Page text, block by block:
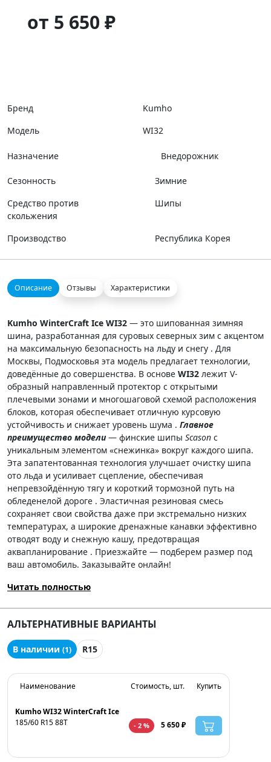
от 5 650 ₽
Бренд
Kumho
Модель
WI32
Назначение Внедорожник
Сезонность
Зимние
Средство против
скольжения
Шипы
Производство Республика Корея
Описание Отзывы Характеристики
Kumho WinterCraft Ice WI32 — это шипованная зимняя
шина, разработанная для суровых северных зим с акцентом
на максимальную безопасность на льду и снегу . Для
Москвы, Подмосковья эта модель предлагает технологии,
доведённые до совершенства. В основе WI32 лежит V-
образный направленный протектор с открытыми
плечевыми зонами и многошаговой схемой расположения
блоков, которая обеспечивает отличную курсовую
устойчивость и снижает уровень шума . Главное
преимущество модели— финские шипы Scason с
уникальным элементом «снежинка» вокруг каждого шипа.
Эта запатентованная технология улучшает очистку шипа
ото льда и усиливает сцепление, обеспечивая
непревзойдённую тягу и короткий тормозной путь на
обледенелой дороге . Эластичная резиновая смесь
сохраняет свои свойства даже при экстремально низких
температурах, а широкие дренажные канавки эффективно
отводят воду и снежную кашу, предотвращая
аквапланирование . Приезжайте — подберем размер под
ваш автомобиль. Заказывайте онлайн!
Читать полностью
АЛЬТЕРНАТИВНЫЕ ВАРИАНТЫ
В наличии (1) R15
Наименование Стоимость, шт. Купить
Kumho WI32 WinterCraft Ice
185/60 R15 88T
- 2 % 5 650 ₽